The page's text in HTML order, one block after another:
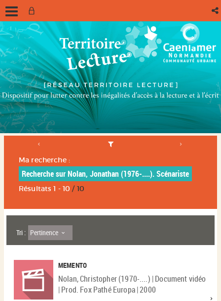
Ma recherche :
Recherche sur Nolan, Jonathan (1976-....). Scénariste
Résultats1 - 10 / 10
Tri : Pertinence
MEMENTO
Nolan, Christopher (1970-....) | Document vidéo
| Prod. Fox Pathé Europa | 2000